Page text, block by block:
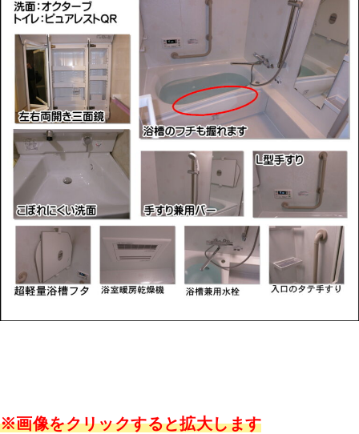
※画像をクリックすると拡大します